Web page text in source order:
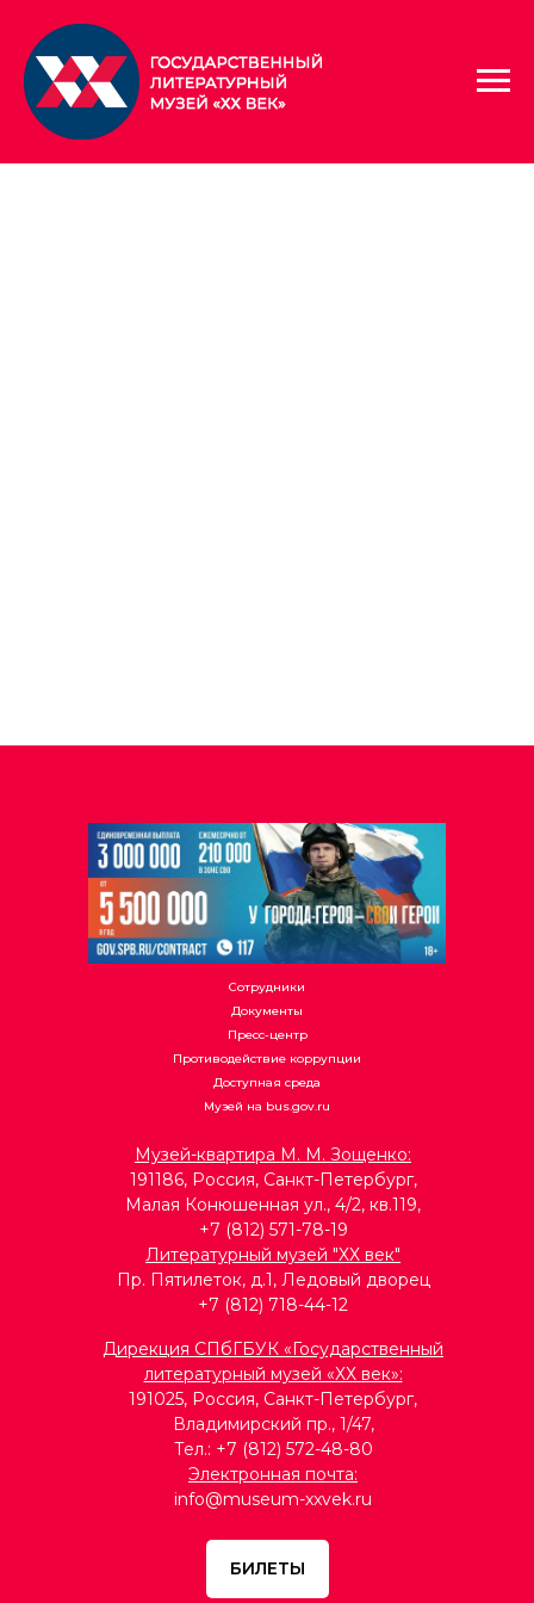
Сотрудники
Документы
Пресс-центр
Противодействие коррупции
Доступная среда
Музей на bus.gov.ru
Музей-квартира М. М. Зощенко:
191186, Россия, Санкт-Петербург,
Малая Конюшенная ул., 4/2, кв.119,
+7 (812) 571-78-19
Литературный музей "ХХ век"
Пр. Пятилеток, д.1, Ледовый дворец
+7 (812) 718-44-12
Дирекция СПбГБУК «Государственный
литературный музей «ХХ век»:
191025, Россия, Санкт-Петербург,
Владимирский пр., 1/47,
Тел.: +7 (812) 572-48-80
Электронная почта:
info@museum-xxvek.ru
БИЛЕТЫ